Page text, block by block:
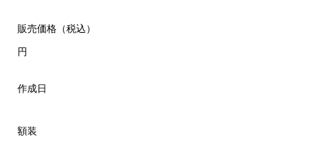
販売価格（税込）
円
作成日
額装